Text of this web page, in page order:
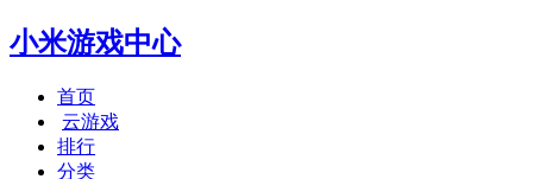
小米游戏中心
首页
云游戏
排行
分类